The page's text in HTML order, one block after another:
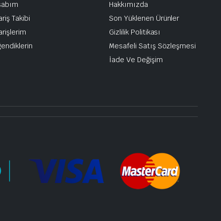
Takibi
Hakkımızda
Son Yüklenen Ürünler
Gizlilik Politikası
Mesafeli Satış Sözleşmesi
İade Ve Değişim